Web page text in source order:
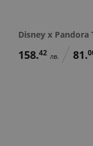
Disney x
158.42 лв. 81.